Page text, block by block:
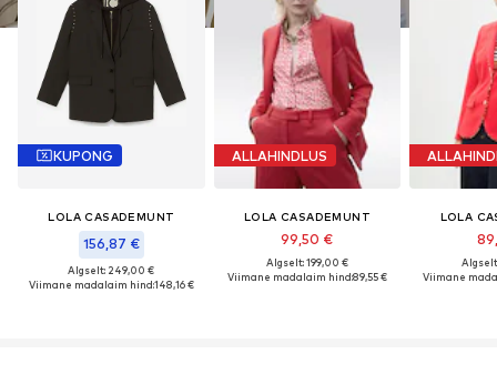
KUPONG
LOLA CASADEMUNT
156,87 €
Algselt: 249,00 €
Viimane madalaim hind:148,16 €
ALLAHINDLUS
LOLA CASADEMUNT
99,50 €
Algselt: 199,00 €
Viimane madalaim hind:89,55 €
LOLA
Viimane